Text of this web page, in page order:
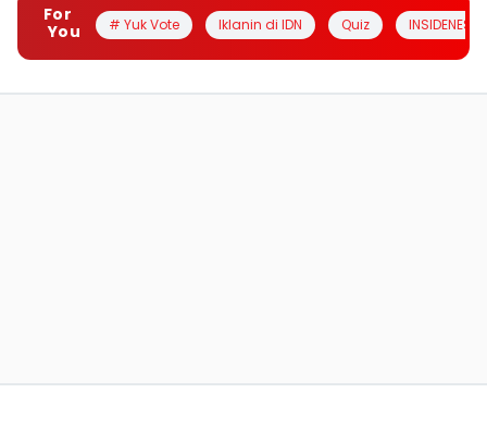
For
You
# Yuk Vote Iklanin di IDN Quiz INSIDENESIA